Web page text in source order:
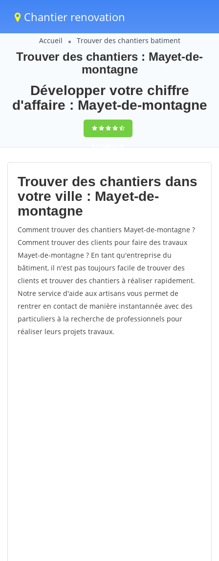
Chantier renovation
Accueil Trouver des chantiers batiment
Trouver des chantiers : Mayet-de-
montagne
Développer votre chiffre
d'affaire : Mayet-de-montagne
9,5(100%)70
votes
Trouver des chantiers dans
votre ville : Mayet-de-
montagne
Comment trouver des chantiers Mayet-de-montagne ?
Comment trouver des clients pour faire des travaux
Mayet-de-montagne ? En tant qu'entreprise du
bâtiment, il n'est pas toujours facile de trouver des
clients et trouver des chantiers à réaliser rapidement.
Notre service d'aide aux artisans vous permet de
rentrer en contact de manière instantannée avec des
particuliers à la recherche de professionnels pour
réaliser leurs projets travaux.